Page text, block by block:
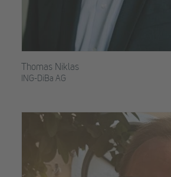
Thomas Niklas
ING-DiBa AG